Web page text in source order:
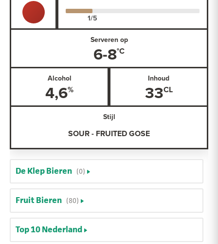
Serveren op
6-8
Alcohol
4,6
Inhoud
33
Stijl
SOUR - FRUITED GOSE
De Klep Bieren (0)
Fruit Bieren (80)
Top 10 Nederland